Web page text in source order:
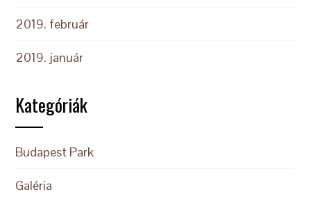
2019. február
2019. január
Kategóriák
Budapest Park
Galéria